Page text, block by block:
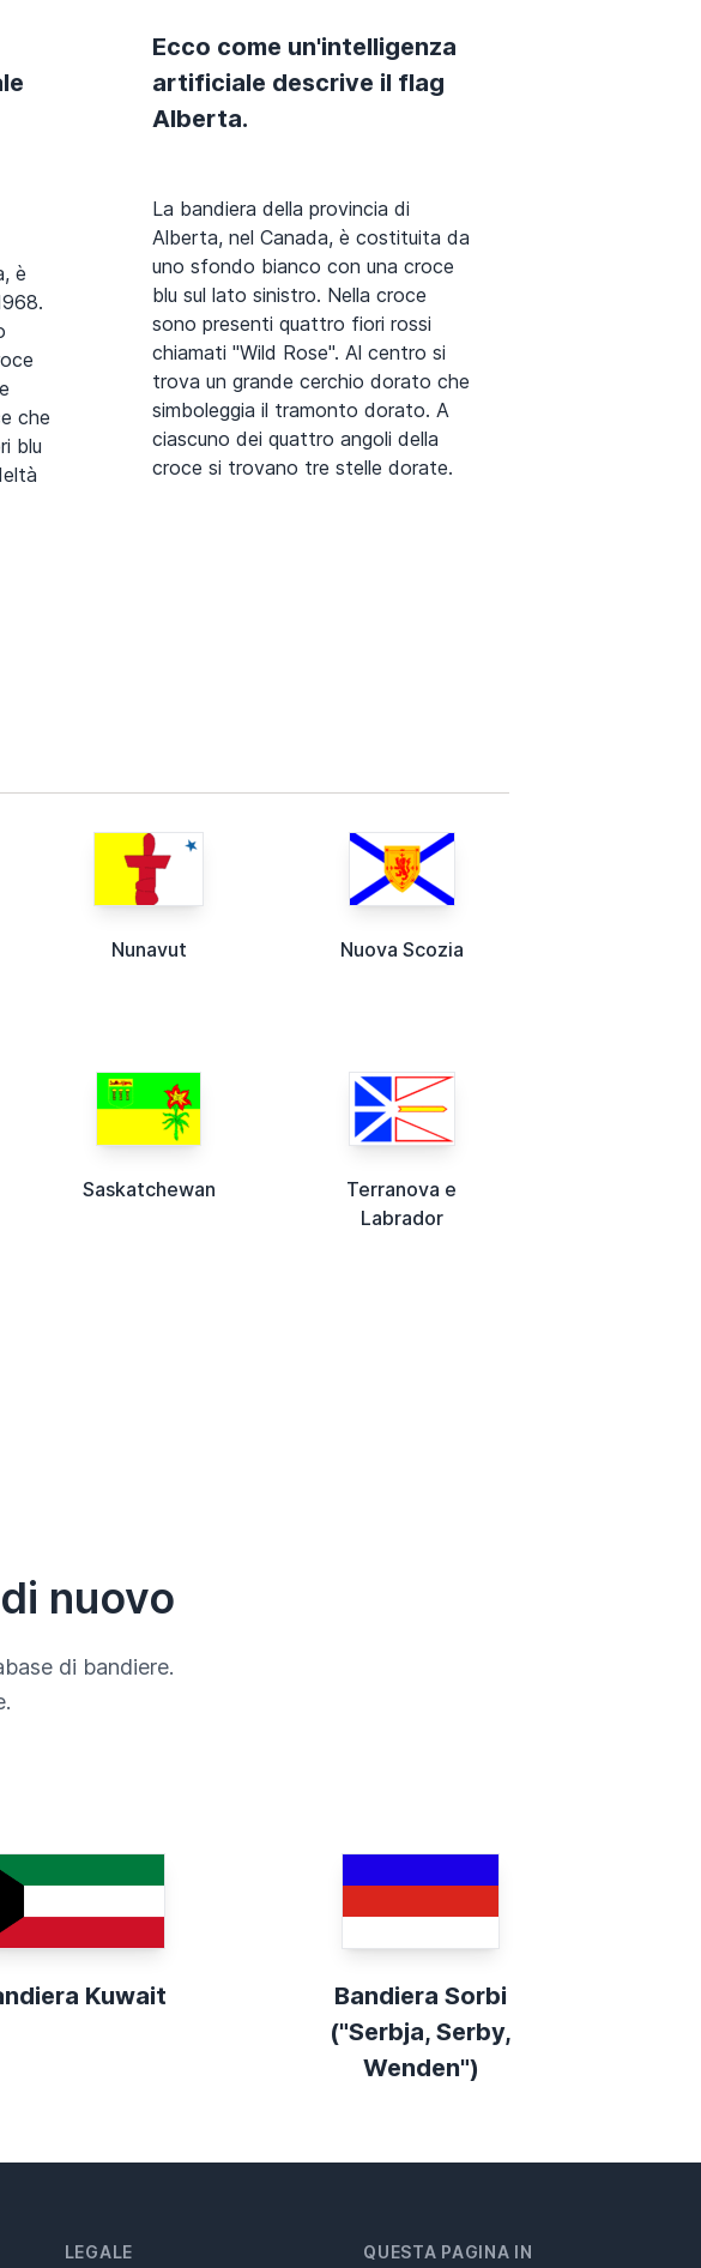
è
che
blu
Ecco come un'intelligenza
artificiale descrive il flag
Alberta.
La bandiera della provincia di
Alberta, nel Canada, è costituita da
uno sfondo bianco con una croce
blu sul lato sinistro. Nella croce
sono presenti quattro fiori rossi
chiamati "Wild Rose". Al centro si
trova un grande cerchio dorato che
simboleggia il tramonto dorato. A
ciascuno dei quattro angoli della
croce si trovano tre stelle dorate.
Nunavut Nuova Scozia
Saskatchewan
Terranova e
Labrador
nuovo
di bandiere.
Kuwait
Bandiera Sorbi
("Serbja, Serby,
Wenden")
LEGALE
QUESTA PAGINA IN